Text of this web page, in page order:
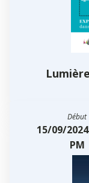
Début
15/09/
PM